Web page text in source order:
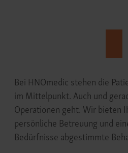
Frankfurt
Bei HNOmedic stehen die
im Mittelpunkt. Auch und
Operationen geht. Wir bieten
persönliche Betreuung und
Bedürfnisse abgestimmte